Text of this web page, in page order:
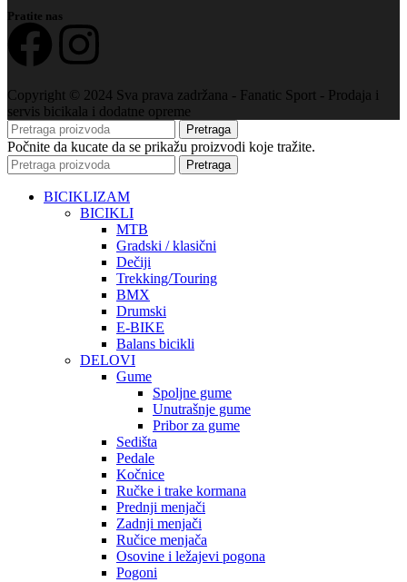
Pratite nas
Copyright © 2024 Sva prava zadržana - Fanatic Sport - Prodaja i
servis bicikala i dodatne opreme
Pretraga
Počnite da kucate da se prikažu proizvodi koje tražite.
Pretraga
BICIKLIZAM
BICIKLI
MTB
Gradski / klasični
Dečiji
Trekking/Touring
BMX
Drumski
E-BIKE
Balans bicikli
DELOVI
Gume
Spoljne gume
Unutrašnje gume
Pribor za gume
Sedišta
Pedale
Kočnice
Ručke i trake kormana
Prednji menjači
Zadnji menjači
Ručice menjača
Osovine i ležajevi pogona
Pogoni